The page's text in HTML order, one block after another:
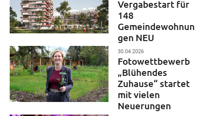
Vergabestart für
148
Gemeindewohnun
gen NEU
30.04.2026
Fotowettbewerb
„Blühendes
Zuhause“ startet
mit vielen
Neuerungen